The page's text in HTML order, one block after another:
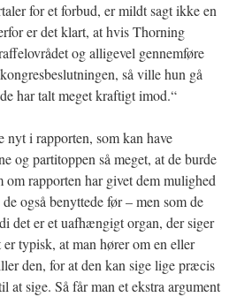
for et forbud, er mildt sagt ikke en
er det klart, at hvis Thorning
og alligevel gennemføre
så ville hun gå
har talt meget kraftigt imod.“
nyt i rapporten, som kan have
og partitoppen så meget, at de burde
rapporten har givet dem mulighed
også benyttede før – men som de
det er et uafhængigt organ, der siger
typisk, at man hører om en eller
den, for at den kan sige lige præcis
at sige. Så får man et ekstra argument